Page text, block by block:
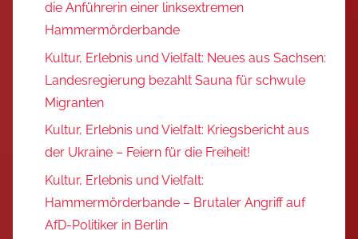
die Anführerin einer linksextremen
Hammermörderbande
Kultur, Erlebnis und Vielfalt: Neues aus Sachsen:
Landesregierung bezahlt Sauna für schwule
Migranten
Kultur, Erlebnis und Vielfalt: Kriegsbericht aus
der Ukraine – Feiern für die Freiheit!
Kultur, Erlebnis und Vielfalt:
Hammermörderbande – Brutaler Angriff auf
AfD-Politiker in Berlin